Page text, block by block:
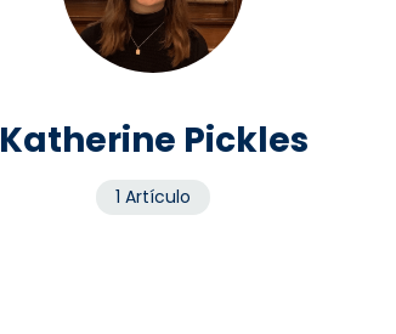
Katherine Pickles
1 Artículo